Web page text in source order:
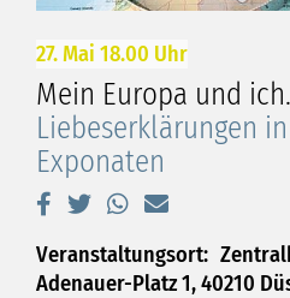
27. Mai 18.00 Uhr
Mein Europa und ich.
Liebeserklärungen
Exponaten
Veranstaltungsort:
Adenauer-Platz 1, 40210